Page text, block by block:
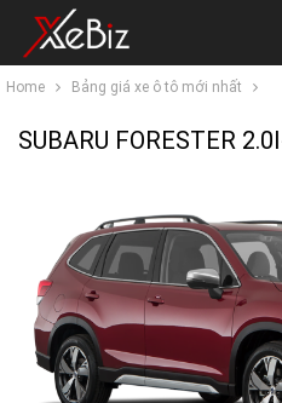
Home Bảng giá xe ô tô mới nhất
SUBARU FORESTER